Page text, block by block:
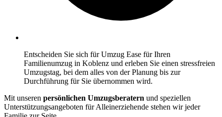
Entscheiden Sie sich für Umzug Ease für Ihren
Familienumzug in Koblenz und erleben Sie einen stressfreien
Umzugstag, bei dem alles von der Planung bis zur
Durchführung für Sie übernommen wird.
Mit unseren persönlichen Umzugsberatern und speziellen
Unterstützungsangeboten für Alleinerziehende stehen wir jeder